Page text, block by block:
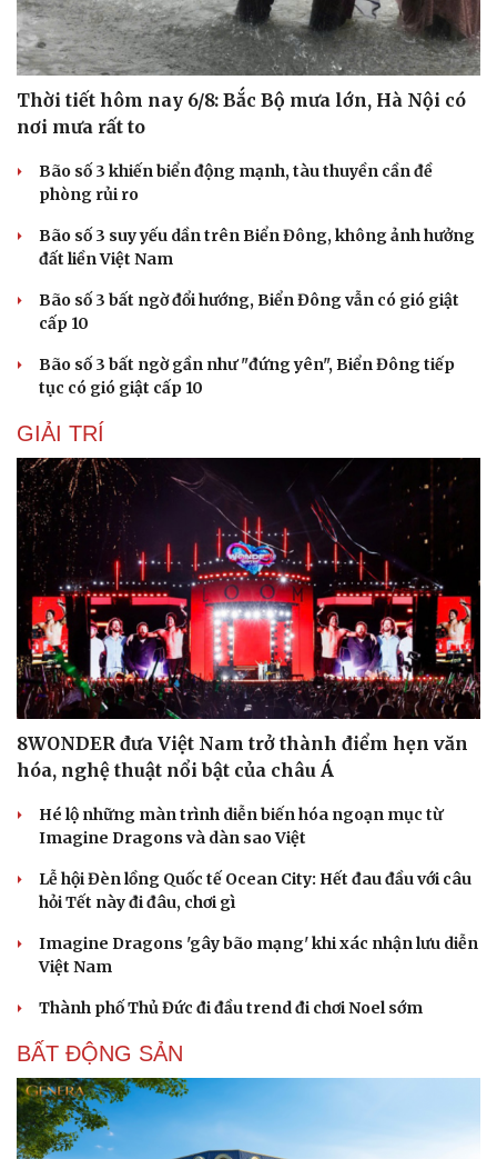
Thời tiết hôm nay 6/8: Bắc Bộ mưa lớn, Hà Nội có
nơi mưa rất to
Bão số 3 khiến biển động mạnh, tàu thuyền cần đề
phòng rủi ro
Bão số 3 suy yếu dần trên Biển Đông, không ảnh hưởng
đất liền Việt Nam
Bão số 3 bất ngờ đổi hướng, Biển Đông vẫn có gió giật
cấp 10
Bão số 3 bất ngờ gần như "đứng yên", Biển Đông tiếp
tục có gió giật cấp 10
GIẢI TRÍ
8WONDER đưa Việt Nam trở thành điểm hẹn văn
hóa, nghệ thuật nổi bật của châu Á
Hé lộ những màn trình diễn biến hóa ngoạn mục từ
Imagine Dragons và dàn sao Việt
Lễ hội Đèn lồng Quốc tế Ocean City: Hết đau đầu với câu
hỏi Tết này đi đâu, chơi gì
Imagine Dragons 'gây bão mạng' khi xác nhận lưu diễn
Việt Nam
Thành phố Thủ Đức đi đầu trend đi chơi Noel sớm
BẤT ĐỘNG SẢN